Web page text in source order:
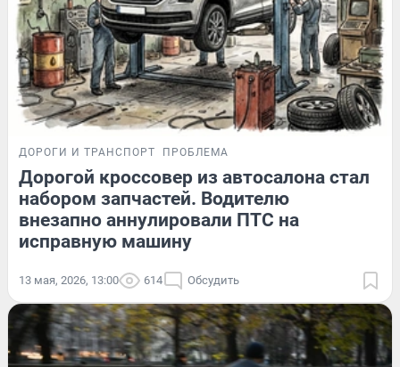
ДОРОГИ И ТРАНСПОРТ ПРОБЛЕМА
Дорогой кроссовер из автосалона стал
набором запчастей. Водителю
внезапно аннулировали ПТС на
исправную машину
13 мая, 2026, 13:00 614 Обсудить